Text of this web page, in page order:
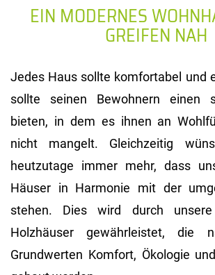
EIN MODERNES
GREIFEN NAH
Jedes Haus sollte komfortabel und
sollte seinen Bewohnern einen
bieten, in dem es ihnen an
nicht mangelt. Gleichzeitig
heutzutage immer mehr, dass
Häuser in Harmonie mit der
stehen. Dies wird durch unsere
Holzhäuser gewährleistet, die
Grundwerten Komfort, Ökologie